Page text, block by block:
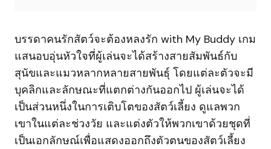
บรรดาคนรักสัตว์จะต้องหลงรัก with My Buddy เกม
แสนอบอุ่นหัวใจที่ผู้เล่นจะได้สร้างสายสัมพันธ์กับ
สุนัขและแมวหลากหลายสายพันธุ์ โดยแต่ละตัวจะมี
บุคลิกและลักษณะที่แตกต่างกันออกไป ผู้เล่นจะได้
เป็นส่วนหนึ่งในการเติบโตของสัตว์เลี้ยง ดูแลพวก
เขาในแต่ละช่วงวัย และแต่งตัวให้พวกเขาด้วยชุดที่
เป็นเอกลักษณ์เพื่อแสดงออกถึงตัวตนของสัตว์เลี้ยง